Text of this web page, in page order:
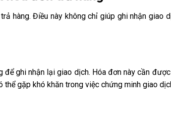
hàng. Điều này không chỉ giúp ghi nhận giao
để ghi nhận lại giao dịch. Hóa đơn này cần
gặp khó khăn trong việc chứng minh giao